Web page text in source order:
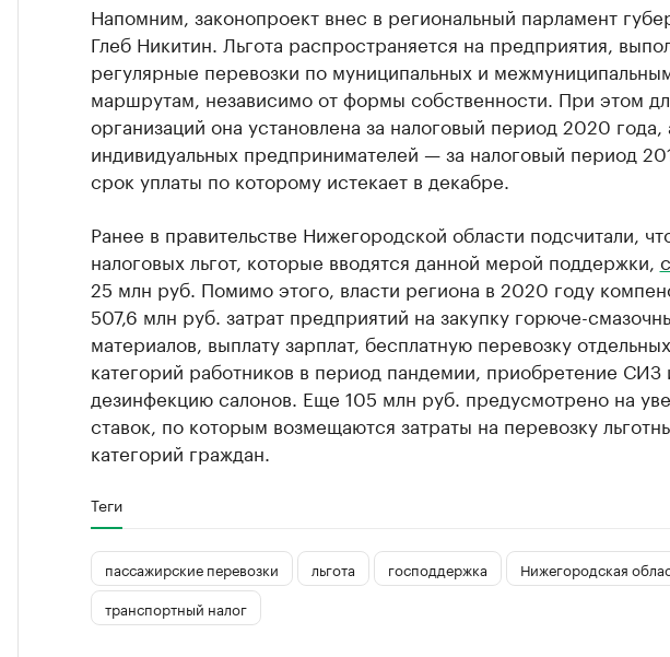
Напомним, законопроект внес в региональный парламент
Глеб Никитин. Льгота распространяется на предприятия,
регулярные перевозки по муниципальных и
маршрутам, независимо от формы собственности. При этом
организаций она установлена за налоговый период 2020 года,
индивидуальных предпринимателей — за налоговый период
срок уплаты по которому истекает в декабре.
Ранее в правительстве Нижегородской области подсчитали,
налоговых льгот, которые вводятся данной мерой поддержки,
25 млн руб. Помимо этого, власти региона в 2020 году
507,6 млн руб. затрат предприятий на закупку горюче-
материалов, выплату зарплат, бесплатную перевозку отдельных
категорий работников в период пандемии, приобретение СИЗ
дезинфекцию салонов. Еще 105 млн руб. предусмотрено на
ставок, по которым возмещаются затраты на перевозку
категорий граждан.
Теги
пассажирские перевозки льгота господдержка
Нижегородская
транспортный налог